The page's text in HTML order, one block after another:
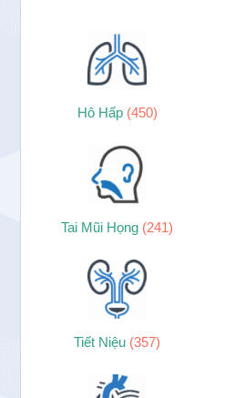
Hô Hấp (450)
Tai Mũi Họng (241)
Tiết Niệu (357)